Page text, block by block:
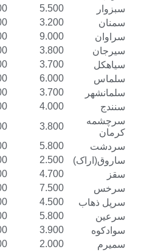
5.500
8.500
3.200
5.500
9.000
14.000
3.800
7.500
3.700
6.000
6.000
9.500
3.700
6.800
4.000
6.700
3.800
6.500
5.800
9.000
2.500
4.000
4.700
8.500
7.500
12.500
4.500
7.800
5.800
9.000
3.900
6.700
2.000
3.800